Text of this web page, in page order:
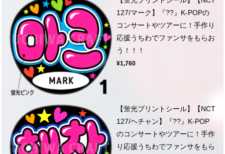
127/マーク】『??』K-POPの
コンサートやツアーに！手作り
応援うちわでファンサをもらお
う！！！
¥1,760
【蛍光プリントシール】【NCT
127/ヘチャン】『??』K-POP
のコンサートやツアーに！手作
り応援うちわでファンサをもら